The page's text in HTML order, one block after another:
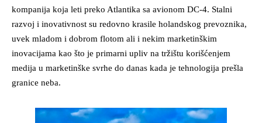
kompanija koja leti preko Atlantika sa avionom DC-4. Stalni
razvoj i inovativnost su redovno krasile holandskog prevoznika,
uvek mladom i dobrom flotom ali i nekim marketinškim
inovacijama kao što je primarni upliv na tržištu korišćenjem
medija u marketinške svrhe do danas kada je tehnologija prešla
granice neba.